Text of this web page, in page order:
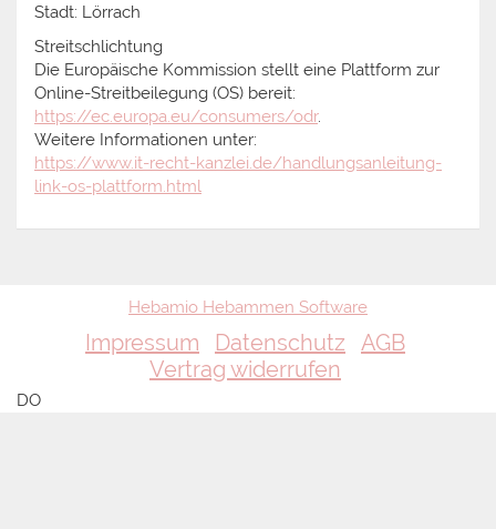
Stadt: Lörrach
Streitschlichtung
Die Europäische Kommission stellt eine Plattform zur
Online-Streitbeilegung (OS) bereit:
https://ec.europa.eu/consumers/odr.
Weitere Informationen unter:
https://www.it-recht-kanzlei.de/handlungsanleitung-
link-os-plattform.html
Hebamio Hebammen Software
Impressum Datenschutz
AGB
Vertrag widerrufen
DO